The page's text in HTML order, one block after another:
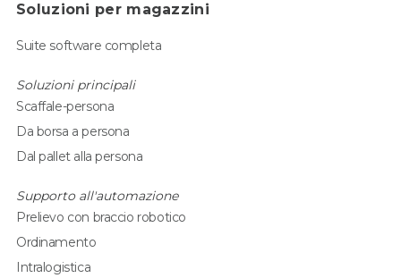
Soluzioni per magazzini
Suite software completa
Soluzioni principali
Scaffale-persona
Da borsa a persona
Dal pallet alla persona
Supporto all'automazione
Prelievo con braccio robotico
Ordinamento
Intralogistica